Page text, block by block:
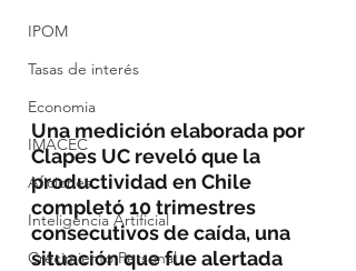
IPOM
Tasas de interés
Economia
IMACEC
Aficiones.
Inteligencia Artificial
Crecimiento Personal
Una medición elaborada por
Clapes UC reveló que la
productividad en Chile
completó 10 trimestres
consecutivos de caída, una
situación que fue alertada